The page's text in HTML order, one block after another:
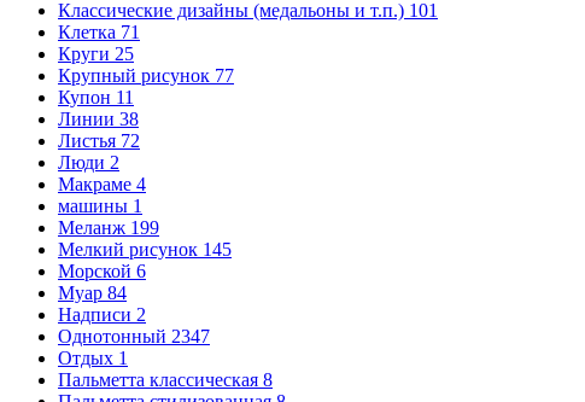
Классические дизайны (медальоны и т.п.) 101
Клетка 71
Круги 25
Крупный рисунок 77
Купон 11
Линии 38
Листья 72
Люди 2
Макраме 4
машины 1
Меланж 199
Мелкий рисунок 145
Морской 6
Муар 84
Надписи 2
Однотонный 2347
Отдых 1
Пальметта классическая 8